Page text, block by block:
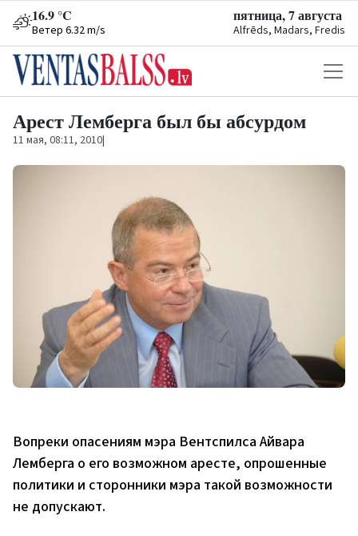
16.9 °C
Ветер 6.32 m/s
пятница, 7 августа
Alfrēds, Madars, Fredis
Арест Лемберга был бы абсурдом
11 мая, 08:11, 2010|
Вопреки опасениям мэра Вентспилса Айвара
Лемберга о его возможном аресте, опрошенные
политики и сторонники мэра такой возможности
не допускают.